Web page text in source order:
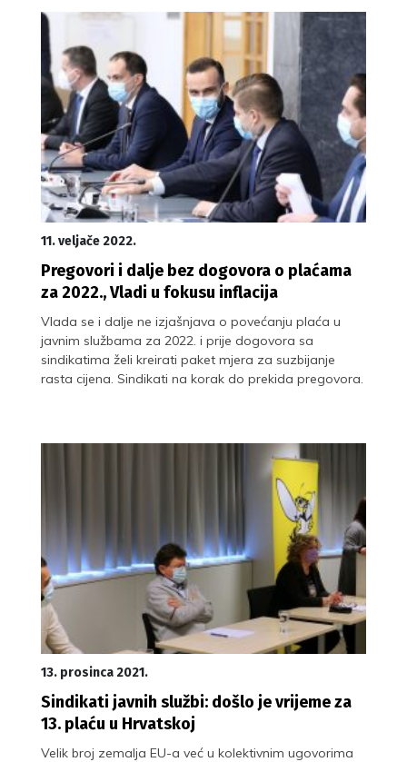
11. veljače 2022.
Pregovori i dalje bez dogovora o plaćama
za 2022., Vladi u fokusu inflacija
Vlada se i dalje ne izjašnjava o povećanju plaća u
javnim službama za 2022. i prije dogovora sa
sindikatima želi kreirati paket mjera za suzbijanje
rasta cijena. Sindikati na korak do prekida pregovora.
13. prosinca 2021.
Sindikati javnih službi: došlo je vrijeme za
13. plaću u Hrvatskoj
Velik broj zemalja EU-a već u kolektivnim ugovorima